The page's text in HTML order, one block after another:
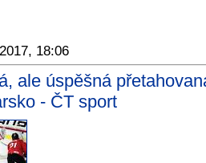
18:06
ale úspěšná
- ČT sport